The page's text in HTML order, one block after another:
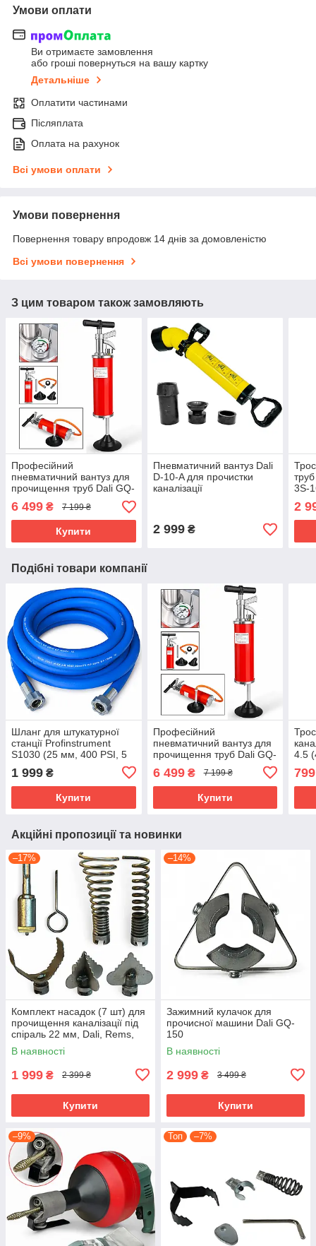
Умови оплати
Ви отримаєте замовлення
або гроші повернуться на вашу картку
Детальніше
Оплатити частинами
Післяплата
Оплата на рахунок
Всі умови оплати
Умови повернення
Повернення товару впродовж 14 днів за домовленістю
Всі умови повернення
З цим товаром також замовляють
Професійний
пневматичний вантуз для
прочищення труб Dali GQ-
4
6 499 ₴ 7 199 ₴
Купити
Пневматичний вантуз Dali
D-10-A для прочистки
каналізації
2 999₴
труб
3S-
2
Подібні товари компанії
Шланг для штукатурної
станції Profinstrument
S1030 (25 мм, 400 PSI, 5
1 999 ₴
Купити
Професійний
пневматичний вантуз для
прочищення труб Dali GQ-
6 499₴ 7 199 ₴
Купити
4.5
799
Акційні пропозиції та новинки
–17%
Комплект насадок (7 шт) для
прочищення каналізації під
спіраль 22 мм, Dali, Rems,
Rothenberger.
В наявності
1 999 ₴ 2 399 ₴
Купити
–14%
Зажимний кулачок для
прочисної машини Dali GQ-
150
В наявності
2 999 ₴ 3 499 ₴
Купити
–9% Топ –7%